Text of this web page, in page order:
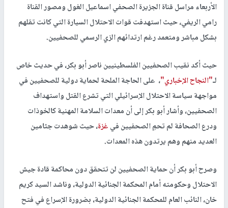
الأربعاء مراسل قناة الجزيرة الصحفي اسماعيل الغول ومصور القناة
رامي الريفي، حيث استهدفت قوات الاحتلال السيارة التي كانت تقلهم
بشكل مباشر ومتعمد رغم ارتدائهم الزي الرسمي للصحفيين.
حيث أكد نقيب الصحفيين الفلسطينيين ناصر أبو بكر، في حديث خاص
لـ"النجاح الإخباري"، على الحاجة الملحة لحماية دولية للصحفيين في
مواجهة سياسة الاحتلال الإسرائيلي التي تشرع القتل واستهداف
الصحفيين، وأشار أبو بكر إلى أن معدات السلامة المهنية كالخوذات
ودرع الصحافة لم تحمِ الصحفيين فيغزة، حيث شوهدت جثامين
العديد منهم وهم يرتدون هذه المعدات.
وصرح أبو بكر أن حماية الصحفيين لن تتحقق دون محاكمة قادة جيش
الاحتلال وحكومته أمام المحكمة الجنائية الدولية، وناشد السيد كريم
خان، النائب العام للمحكمة الجنائية الدولية، بضرورة الإسراع في فتح